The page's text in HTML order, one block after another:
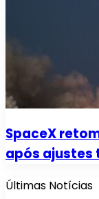
SpaceX
após ajustes
Últimas Notícias